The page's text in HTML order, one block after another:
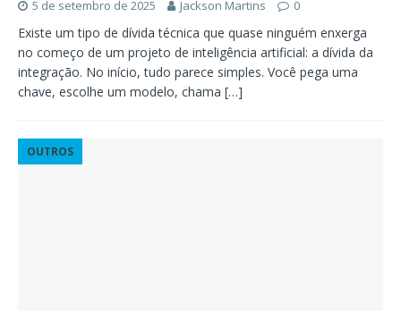
5 de setembro de 2025 Jackson Martins 0
Existe um tipo de dívida técnica que quase ninguém enxerga
no começo de um projeto de inteligência artificial: a dívida da
integração. No início, tudo parece simples. Você pega uma
chave, escolhe um modelo, chama […]
OUTROS